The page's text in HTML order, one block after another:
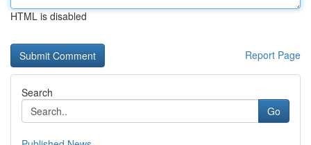
HTML is disabled
Report Page
Search
Go